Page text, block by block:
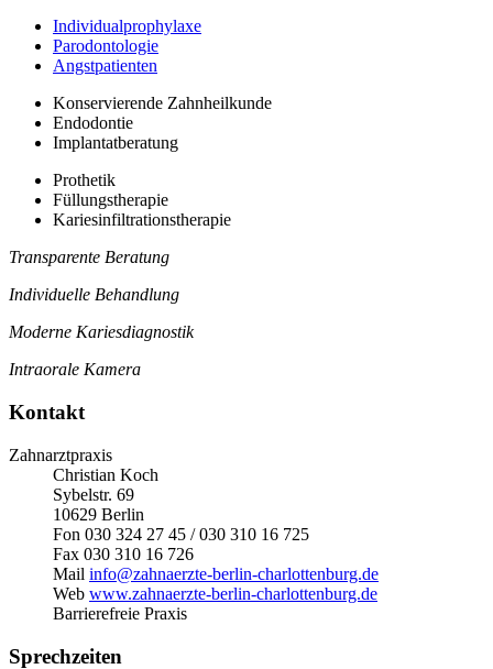
Individualprophylaxe
Parodontologie
Angstpatienten
Konservierende Zahnheilkunde
Endodontie
Implantatberatung
Prothetik
Füllungstherapie
Kariesinfiltrationstherapie
Transparente Beratung
Individuelle Behandlung
Moderne Kariesdiagnostik
Intraorale Kamera
Kontakt
Zahnarztpraxis
Christian Koch
Sybelstr. 69
10629 Berlin
Fon 030 324 27 45 / 030 310 16 725
Fax 030 310 16 726
Mail info@zahnaerzte-berlin-charlottenburg.de
Web www.zahnaerzte-berlin-charlottenburg.de
Barrierefreie Praxis
Sprechzeiten